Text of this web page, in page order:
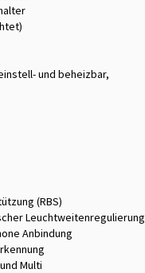
und beheizbar,
(RBS)
Leuchtweitenregulierung
Anbindung
Multi